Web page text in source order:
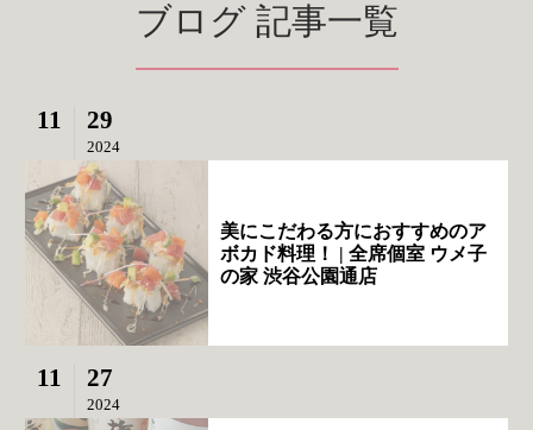
ブログ 記事一覧
11 29
2024
美にこだわる方におすすめのア
ボカド料理！ | 全席個室 ウメ子
の家 渋谷公園通店
11 27
2024